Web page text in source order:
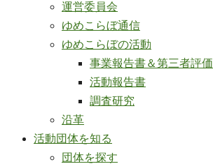
運営委員会
ゆめこらぼ通信
ゆめこらぼの活動
事業報告書＆第三者評価
活動報告書
調査研究
沿革
活動団体を知る
団体を探す